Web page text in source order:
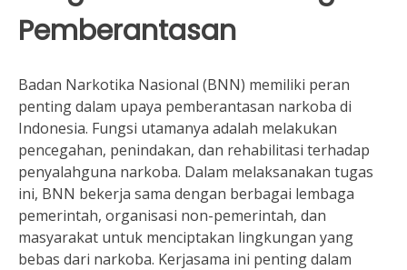
Pemberantasan
Badan Narkotika Nasional (BNN) memiliki peran
penting dalam upaya pemberantasan narkoba di
Indonesia. Fungsi utamanya adalah melakukan
pencegahan, penindakan, dan rehabilitasi terhadap
penyalahguna narkoba. Dalam melaksanakan tugas
ini, BNN bekerja sama dengan berbagai lembaga
pemerintah, organisasi non-pemerintah, dan
masyarakat untuk menciptakan lingkungan yang
bebas dari narkoba. Kerjasama ini penting dalam